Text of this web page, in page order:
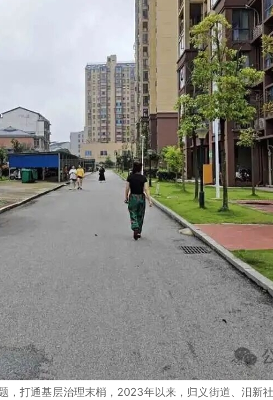
打通基层治理末梢，2023年以来，归义街道、汨新